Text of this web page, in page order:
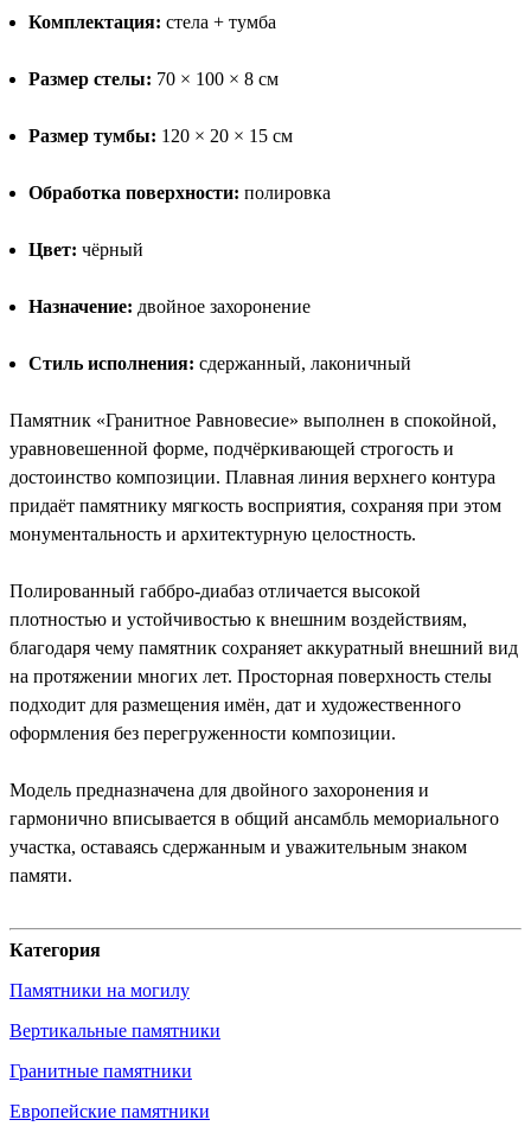
Комплектация: стела + тумба
Размер стелы: 70 × 100 × 8 см
Размер тумбы: 120 × 20 × 15 см
Обработка поверхности: полировка
Цвет: чёрный
Назначение: двойное захоронение
Стиль исполнения: сдержанный, лаконичный
Памятник «Гранитное Равновесие» выполнен в спокойной,
уравновешенной форме, подчёркивающей строгость и
достоинство композиции. Плавная линия верхнего контура
придаёт памятнику мягкость восприятия, сохраняя при этом
монументальность и архитектурную целостность.
Полированный габбро-диабаз отличается высокой
плотностью и устойчивостью к внешним воздействиям,
благодаря чему памятник сохраняет аккуратный внешний вид
на протяжении многих лет. Просторная поверхность стелы
подходит для размещения имён, дат и художественного
оформления без перегруженности композиции.
Модель предназначена для двойного захоронения и
гармонично вписывается в общий ансамбль мемориального
участка, оставаясь сдержанным и уважительным знаком
памяти.
Категория
Памятники на могилу
Вертикальные памятники
Гранитные памятники
Европейские памятники